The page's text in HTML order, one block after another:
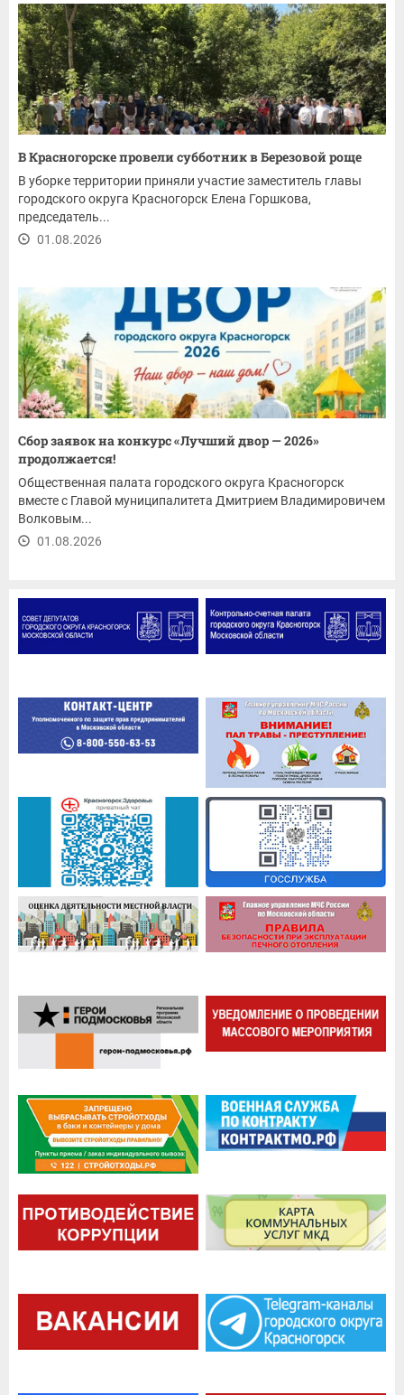
В Красногорске провели субботник в Березовой роще
В уборке территории приняли участие заместитель главы
городского округа Красногорск Елена Горшкова,
председатель...
01.08.2026
Сбор заявок на конкурс «Лучший двор — 2026»
продолжается!
Общественная палата городского округа Красногорск
вместе с Главой муниципалитета Дмитрием Владимировичем
Волковым...
01.08.2026